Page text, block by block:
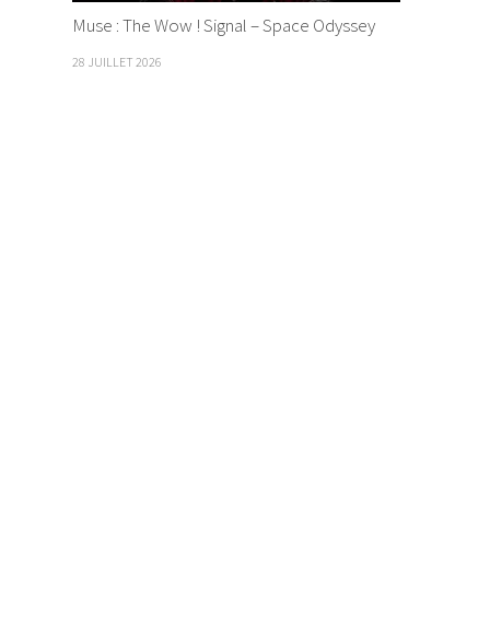
By OrmaGodden/ 29
Muse : The Wow ! Signal – Space Odyssey
28 JUILLET 2026